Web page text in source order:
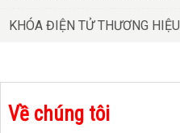
KHÓA ĐIỆN TỬ THƯƠNG
Về chúng tôi